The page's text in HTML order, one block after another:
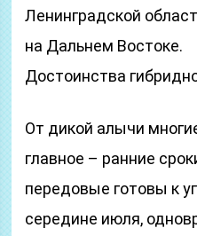
Ленинградской
на Дальнем Востоке.
Достоинства
От дикой алычи
главное – ранние
передовые готовы к
середине июля,